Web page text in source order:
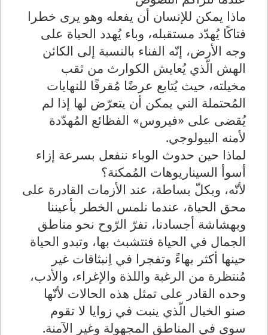
ماذا يمكن للإنسان أن يفعله وهو يرى خطرا
فتاكًا يُهدّد مستقبله، وباء يُهدد الحياة على
وجه الأرض، إنّه الفناء بالنسبة إلى الكائن
الهش الّذي يُعايش الكوارث من ثقب
مخيلته، حيث يُتابع عرضًا مُقرفًا للنهايات
المُحتملة التي يمكن أن يتعرّض لها إذا لم
يُقضى على «فيروس» الفظائع المُهدّدة
لأمنه البيولوجي.
لماذا حين حدوث الوباء ننفعل بسرعة إزاء
أسوأ السيناريوهات المُمكنة؟
لأنّه، وبكلّ بساطة، عند الأزمات القادرة على
محق الحياة، عندما نلمس الخطر بأعيننا
وبهشاشة أجسادنا، تفرّ الرّوح نحو مناطق
الجمال في الحياة فتتشبث بها، وتبدو الحياة
حينها أكثر بهاءً وتفجرا في اِنبثاقات غير
مُنتظرة من الرغبة واللذة والإغراء، والأدب،
وحده القادر على تمثل هذه الحالات لأنّها
صنو الخيال الّذي ينبت في زوايا لا تقوم
سوى في المناطق المجهولة وغير الآمنة.